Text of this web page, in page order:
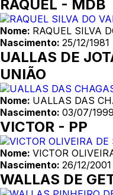
RAQUEL - MDB
Nome: RAQUEL SILVA
Nascimento: 25/12/1981
UALLAS DE
UNIÃO
Nome: UALLAS DAS
Nascimento: 03/07/1999
VICTOR - PP
Nome: VICTOR
Nascimento: 26/12/2001
WALLAS DE